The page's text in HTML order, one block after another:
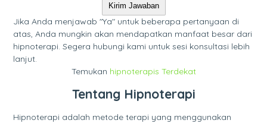
Kirim Jawaban
Jika Anda menjawab "Ya" untuk beberapa pertanyaan di
atas, Anda mungkin akan mendapatkan manfaat besar dari
hipnoterapi. Segera hubungi kami untuk sesi konsultasi lebih
lanjut.
Temukan hipnoterapis Terdekat
Tentang Hipnoterapi
Hipnoterapi adalah metode terapi yang menggunakan